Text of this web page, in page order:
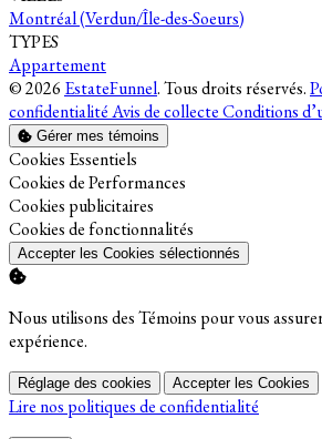
Montréal (Verdun/Île-des-Soeurs)
TYPES
Appartement
© 2026 EstateFunnel. Tous droits réservés.
confidentialitéAvis de collecteConditions
Gérer mes témoins
Activer
Cookies Essentiels
Activer
Cookies de Performances
Activer
Cookies publicitaires
Activer
Cookies de fonctionnalités
Accepter les Cookies sélectionnés
Nous utilisons des Témoins pour vous
expérience.
Réglage des cookies Accepter les Cookies
Lire nos politiques de confidentialité